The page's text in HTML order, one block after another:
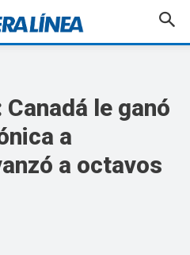
le ganó
a
a octavos